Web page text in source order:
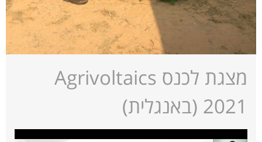
מצגת לכנס Agrivoltaics
2021 (באנגלית)